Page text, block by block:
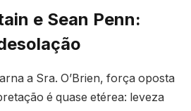
e Sean Penn:
a Sra. O’Brien, força oposta
é quase etérea: leveza